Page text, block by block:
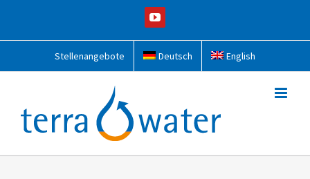
YouTube
Stellenangebote Deutsch English